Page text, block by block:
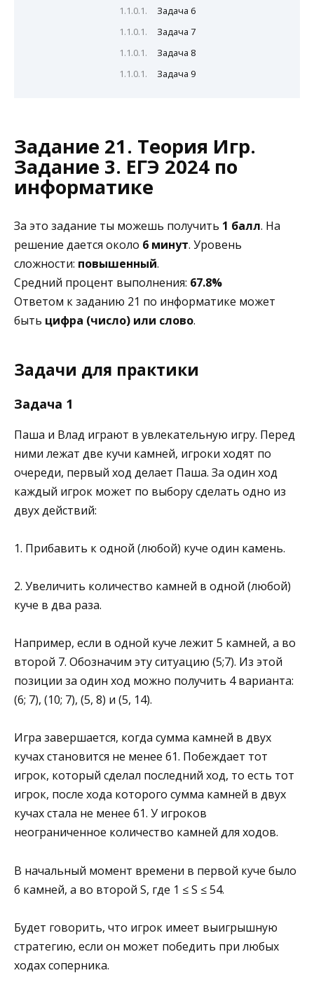
Задача 6
Задача 7
Задача 8
Задача 9
Задание 21. Теория Игр.
Задание 3. ЕГЭ 2024 по
информатике
За это задание ты можешь получить 1 балл. На
решение дается около 6 минут. Уровень
сложности: повышенный.
Средний процент выполнения: 67.8%
Ответом к заданию 21 по информатике может
быть цифра (число) или слово.
Задачи для практики
Задача 1
Паша и Влад играют в увлекательную игру. Перед
ними лежат две кучи камней, игроки ходят по
очереди, первый ход делает Паша. За один ход
каждый игрок может по выбору сделать одно из
двух действий:
1. Прибавить к одной (любой) куче один камень.
2. Увеличить количество камней в одной (любой)
куче в два раза.
Например, если в одной куче лежит 5 камней, а во
второй 7. Обозначим эту ситуацию (5;7). Из этой
позиции за один ход можно получить 4 варианта:
(6; 7), (10; 7), (5, 8) и (5, 14).
Игра завершается, когда сумма камней в двух
кучах становится не менее 61. Побеждает тот
игрок, который сделал последний ход, то есть тот
игрок, после хода которого сумма камней в двух
кучах стала не менее 61. У игроков
неограниченное количество камней для ходов.
В начальный момент времени в первой куче было
6 камней, а во второй S, где 1 ≤ S ≤ 54.
Будет говорить, что игрок имеет выигрышную
стратегию, если он может победить при любых
ходах соперника.